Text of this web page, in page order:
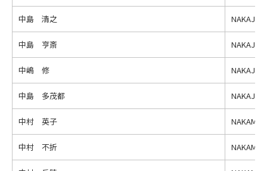
中島 清之
中島 亨斎
中嶋 修
中島 多茂都
中村 英子
中村 不折